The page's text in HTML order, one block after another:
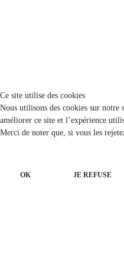
Ce site utilise des cookies
Nous utilisons des cookies sur notre
améliorer ce site et l’expérience
Merci de noter que, si vous les
OK JE REFUSE